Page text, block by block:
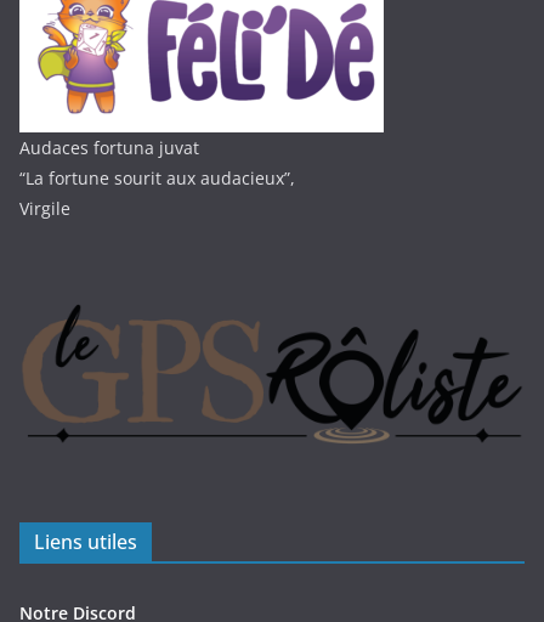
Audaces fortuna juvat
“La fortune sourit aux audacieux”,
Virgile
Liens utiles
Notre Discord